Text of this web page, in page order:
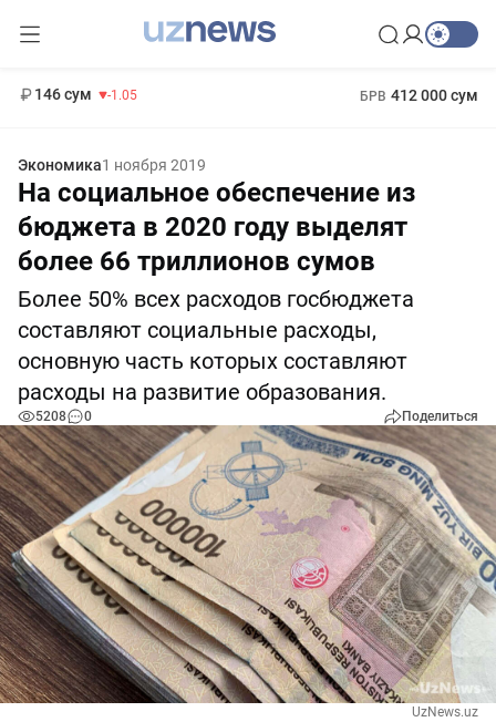
146 сум -1.05 БРВ 412 000 сум
Экономика1 ноября 2019
На социальное обеспечение из
бюджета в 2020 году выделят
более 66 триллионов сумов
Более 50% всех расходов госбюджета
составляют социальные расходы,
основную часть которых составляют
расходы на развитие образования.
5208 0 Поделиться
UzNews.uz